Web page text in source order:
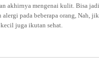
akhirnya mengenai kulit. Bisa
pada beberapa orang, Nah,
juga ikutan sehat.